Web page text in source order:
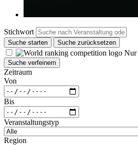
Stichwort
Suche starten Suche zurücksetzen
Nur
Suche verfeinern
Zeitraum
Von
Bis
Veranstaltungstyp
Region